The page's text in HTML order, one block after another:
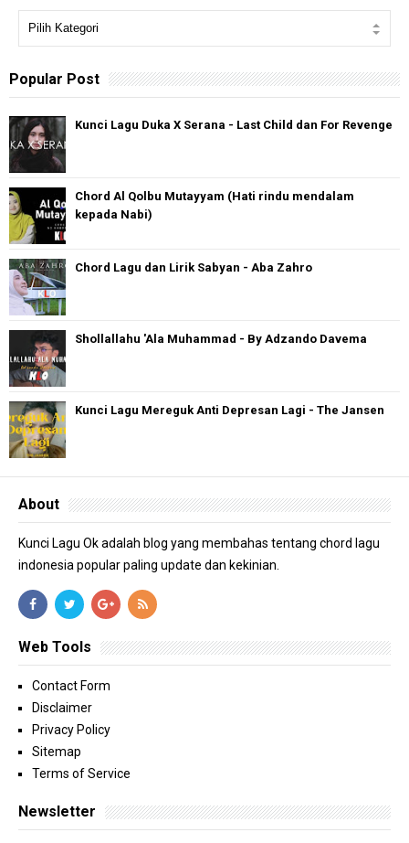
Popular Post
Kunci Lagu Duka X Serana - Last Child dan For Revenge
Chord Al Qolbu Mutayyam (Hati rindu mendalam
kepada Nabi)
Chord Lagu dan Lirik Sabyan - Aba Zahro
Shollallahu 'Ala Muhammad - By Adzando Davema
Kunci Lagu Mereguk Anti Depresan Lagi - The Jansen
About
Kunci Lagu Ok adalah blog yang membahas tentang chord lagu
indonesia popular paling update dan kekinian.
Web Tools
Contact Form
Disclaimer
Privacy Policy
Sitemap
Terms of Service
Newsletter